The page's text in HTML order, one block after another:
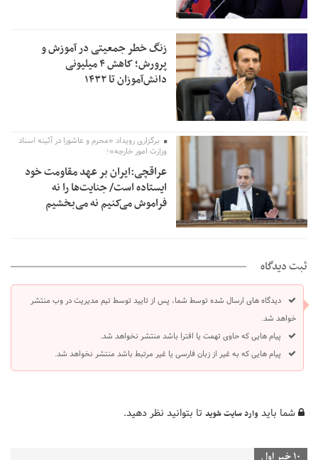
زنگ خطر جمعیتی در آموزش و
پرورش؛ کاهش ۴ میلیونی
دانش‌آموزان تا ۱۴۳۲
برگزاری رویداد «محرم و عاشورا در آئینه اسناد
وزارت امور خارجه»؛
عراقچی:ایران بر عهد مقاومت خود
ایستاده است/ جنایت‌ها را نه
فراموش می‌کنیم نه می‌بخشیم
ثبت دیدگاه
دیدگاه های ارسال شده توسط شما، پس از تایید توسط تیم مدیریت در وب منتشر
خواهد شد.
پیام هایی که حاوی تهمت یا افترا باشد منتشر نخواهد شد.
پیام هایی که به غیر از زبان فارسی یا غیر مرتبط باشد منتشر نخواهد شد.
شما باید وارد سایت شوید تا بتوانید نظر دهید.
10 خبر اول